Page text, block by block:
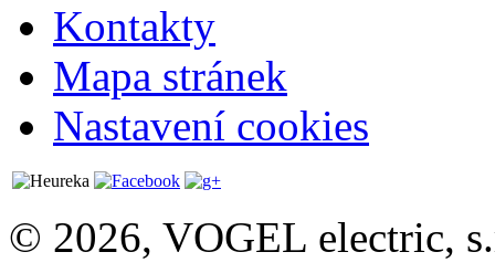
Kontakty
Mapa stránek
Nastavení cookies
© 2026, VOGEL electric,